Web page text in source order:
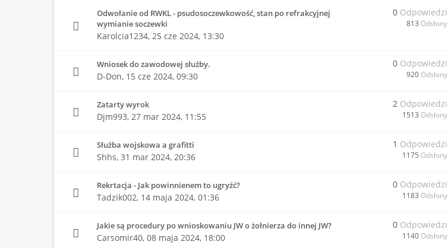
Odwołanie od RWKL - psudosoczewkowość, stan po refrakcyjnej
wymianie soczewki
Karolcia1234, 25 cze 2024, 13:30
0 Odpowiedzi
813 Odsłony
Wniosek do zawodowej służby.
D-Don, 15 cze 2024, 09:30
0 Odpowiedzi
920 Odsłony
Zatarty wyrok
Djm993, 27 mar 2024, 11:55
2 Odpowiedzi
1513 Odsłony
Służba wojskowa a grafitti
Shhs, 31 mar 2024, 20:36
1 Odpowiedzi
1175 Odsłony
Rekrtacja - Jak powinnienem to ugryźć?
Tadzik002, 14 maja 2024, 01:36
0 Odpowiedzi
1183 Odsłony
Jakie są procedury po wnioskowaniu JW o żołnierza do innej JW?
Carsomir40, 08 maja 2024, 18:00
0 Odpowiedzi
1140 Odsłony